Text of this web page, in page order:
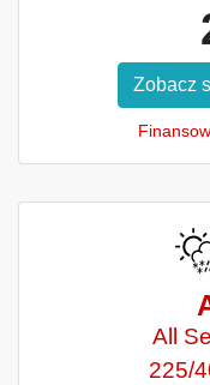
Zobacz
All
225/